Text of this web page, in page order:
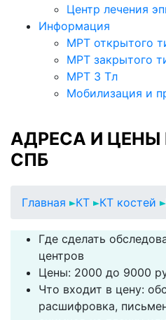
Центр лечения
Информация
МРТ открытого
МРТ закрытого
МРТ 3 Тл
Мобилизация и
АДРЕСА И ЦЕНЫ
СПБ
Главная КТ КТ костей
Где сделать
центров
Цены: 2000 до 9000
Что входит в цену:
расшифровка,